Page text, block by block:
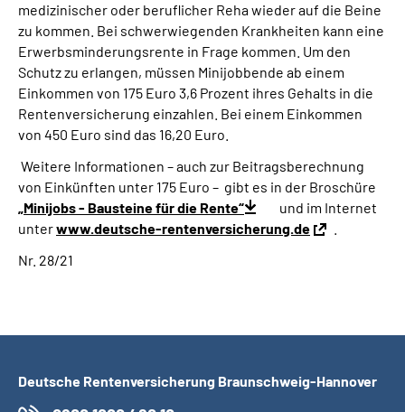
Suche
Mein Kundenportal
medizinischer oder beruflicher Reha wieder auf die Beine
zu kommen. Bei schwerwiegenden Krankheiten kann eine
Erwerbsminderungsrente in Frage kommen. Um den
Schutz zu erlangen, müssen Minijobbende ab einem
Einkommen von 175 Euro 3,6 Prozent ihres Gehalts in die
Rentenversicherung einzahlen. Bei einem Einkommen
von 450 Euro sind das 16,20 Euro.
Weitere Informationen – auch zur Beitragsberechnung
von Einkünften unter 175 Euro – gibt es in der Broschüre
„Minijobs - Bausteine für die Rente“
und im Internet
unterwww.deutsche-rentenversicherung.de
Nr. 28/21
Deutsche Rentenversicherung Braunschweig-Hannover